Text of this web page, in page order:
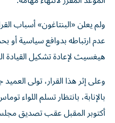
ولم يعلن «البنتاغون» أسباب
عدم ارتباطه بدوافع سياسية أو
هيغسيث لإعادة تشكيل القيادة
وعلى إثر هذا القرار، تولى
بالإنابة، بانتظار تسلم
أكتوبر المقبل عقب تصديق